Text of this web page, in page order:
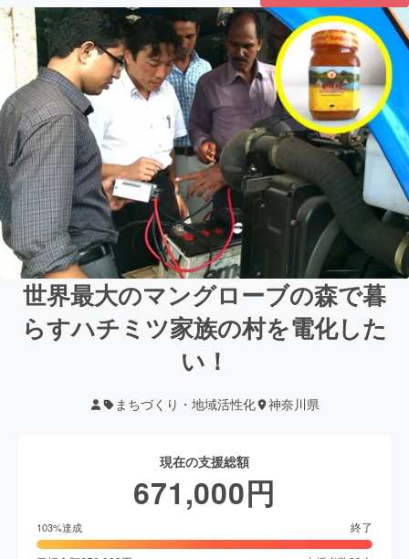
世界最大のマングローブの森で暮
らすハチミツ家族の村を電化した
い！
まちづくり・地域活性化 神奈川県
現在の支援総額
671,000円
103%達成 終了